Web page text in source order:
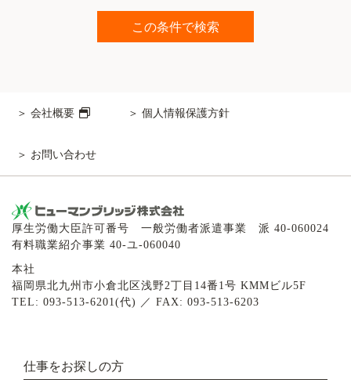
会社概要 個人情報保護方針
お問い合わせ
厚生労働大臣許可番号 一般労働者派遣事業 派 40-060024
有料職業紹介事業 40-ユ-060040
本社
福岡県北九州市小倉北区浅野2丁目14番1号 KMMビル5F
TEL: 093-513-6201(代) ／ FAX: 093-513-6203
仕事をお探しの方